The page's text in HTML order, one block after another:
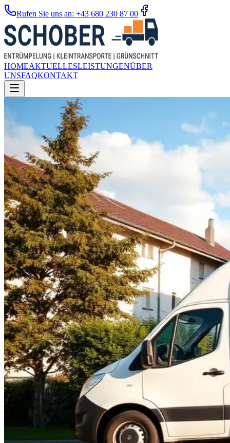
Rufen Sie uns an: +43 680 230 87 00
HOMEAKTUELLESLEISTUNGENÜBER
UNSFAQKONTAKT